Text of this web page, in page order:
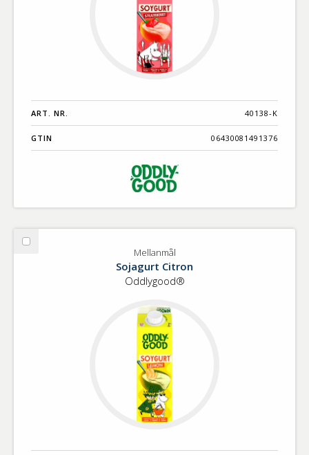
ART. NR. 40138-K
GTIN 06430081491376
Välj
Mellanmål
Sojagurt Citron
Oddlygood®